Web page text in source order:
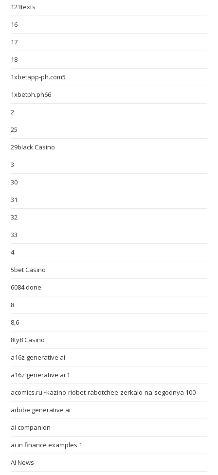
123texts
16
17
18
1xbetapp-ph.com5
1xbetph.ph66
2
25
29black Casino
3
30
31
32
33
4
5bet Casino
6084 done
8
8,6
8ty8 Casino
a16z generative ai
a16z generative ai 1
acomics.ru~kazino-riobet-rabotchee-zerkalo-na-segodnya 100
adobe generative ai
ai companion
ai in finance examples 1
AI News